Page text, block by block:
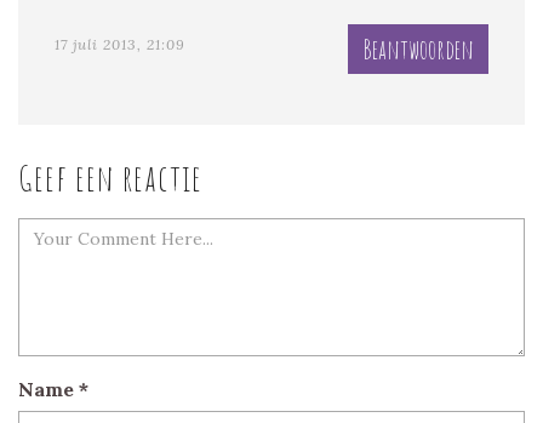
17 juli 2013, 21:09 Beantwoorden
Geef een reactie
Name *